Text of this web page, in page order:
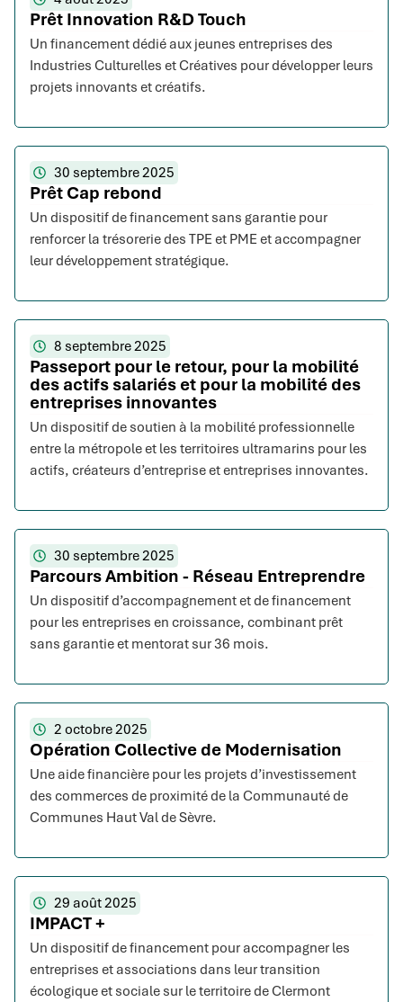
Prêt Innovation R&D Touch
Un financement dédié aux jeunes entreprises des
Industries Culturelles et Créatives pour développer leurs
projets innovants et créatifs.
30 septembre 2025
Prêt Cap rebond
Un dispositif de financement sans garantie pour
renforcer la trésorerie des TPE et PME et accompagner
leur développement stratégique.
8 septembre 2025
Passeport pour le retour, pour la mobilité
des actifs salariés et pour la mobilité des
entreprises innovantes
Un dispositif de soutien à la mobilité professionnelle
entre la métropole et les territoires ultramarins pour les
actifs, créateurs d’entreprise et entreprises innovantes.
30 septembre 2025
Parcours Ambition - Réseau Entreprendre
Un dispositif d’accompagnement et de financement
pour les entreprises en croissance, combinant prêt
sans garantie et mentorat sur 36 mois.
2 octobre 2025
Opération Collective de Modernisation
Une aide financière pour les projets d’investissement
des commerces de proximité de la Communauté de
Communes Haut Val de Sèvre.
29 août 2025
IMPACT +
Un dispositif de financement pour accompagner les
entreprises et associations dans leur transition
écologique et sociale sur le territoire de Clermont